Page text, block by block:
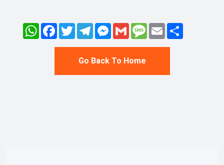
WhatsAppFacebook
TwitterTelegramMessenger
Gmail Message
Email
Go Back To Home